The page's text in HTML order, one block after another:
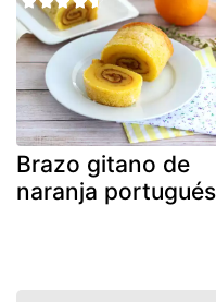
Brazo gitano de
naranja portugués